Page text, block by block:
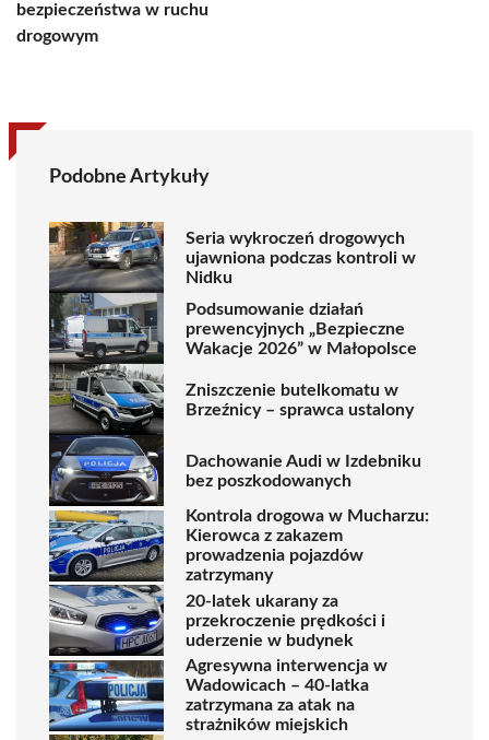
bezpieczeństwa w ruchu
drogowym
Podobne Artykuły
Seria wykroczeń drogowych
ujawniona podczas kontroli w
Nidku
Podsumowanie działań
prewencyjnych „Bezpieczne
Wakacje 2026” w Małopolsce
Zniszczenie butelkomatu w
Brzeźnicy – sprawca ustalony
Dachowanie Audi w Izdebniku
bez poszkodowanych
Kontrola drogowa w Mucharzu:
Kierowca z zakazem
prowadzenia pojazdów
zatrzymany
20-latek ukarany za
przekroczenie prędkości i
uderzenie w budynek
Agresywna interwencja w
Wadowicach – 40-latka
zatrzymana za atak na
strażników miejskich